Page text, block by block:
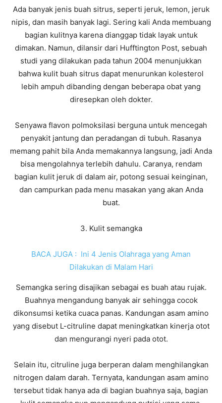
Ada banyak jenis buah sitrus, seperti jeruk, lemon, jeruk
nipis, dan masih banyak lagi. Sering kali Anda membuang
bagian kulitnya karena dianggap tidak layak untuk
dimakan. Namun, dilansir dari Hufftington Post, sebuah
studi yang dilakukan pada tahun 2004 menunjukkan
bahwa kulit buah sitrus dapat menurunkan kolesterol
lebih ampuh dibanding dengan beberapa obat yang
diresepkan oleh dokter.
Senyawa flavon polmoksilasi berguna untuk mencegah
penyakit jantung dan peradangan di tubuh. Rasanya
memang pahit bila Anda memakannya langsung, jadi Anda
bisa mengolahnya terlebih dahulu. Caranya, rendam
bagian kulit jeruk di dalam air, potong sesuai keinginan,
dan campurkan pada menu masakan yang akan Anda
buat.
3. Kulit semangka
BACA JUGA : Ini 4 Jenis Olahraga yang Aman
Dilakukan di Malam Hari
Semangka sering disajikan sebagai es buah atau rujak.
Buahnya mengandung banyak air sehingga cocok
dikonsumsi ketika cuaca panas. Kandungan asam amino
yang disebut L-citruline dapat meningkatkan kinerja otot
dan mengurangi nyeri pada otot.
Selain itu, citruline juga berperan dalam menghilangkan
nitrogen dalam darah. Ternyata, kandungan asam amino
tersebut tidak hanya ada di bagian buahnya saja, bagian